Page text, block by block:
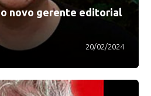
novo gerente editorial
20/02/2024